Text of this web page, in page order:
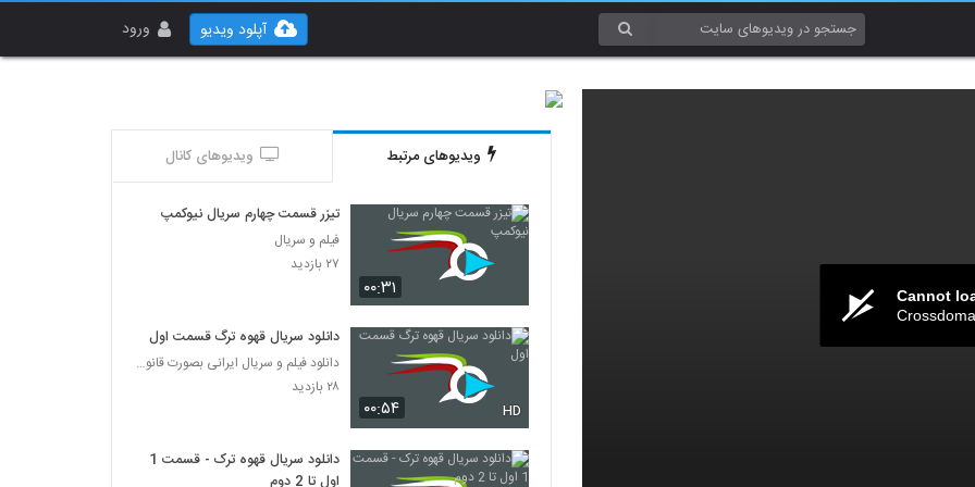
ورود آپلود ویدیو
Cannot
ویدیوهای مرتبط ویدیوهای کانال
۰۰:۳۱
تیزر قسمت چهارم سریال نیوکمپ
فیلم و سریال
۲۷ بازدید
۰۰:۵۴ HD
دانلود سریال قهوه ترگ قسمت اول
دانلود فیلم و سریال ایرانی بصورت قانونی
۲۸ بازدید
دانلود سریال قهوه ترک - قسمت 1
اول تا 2 دوم